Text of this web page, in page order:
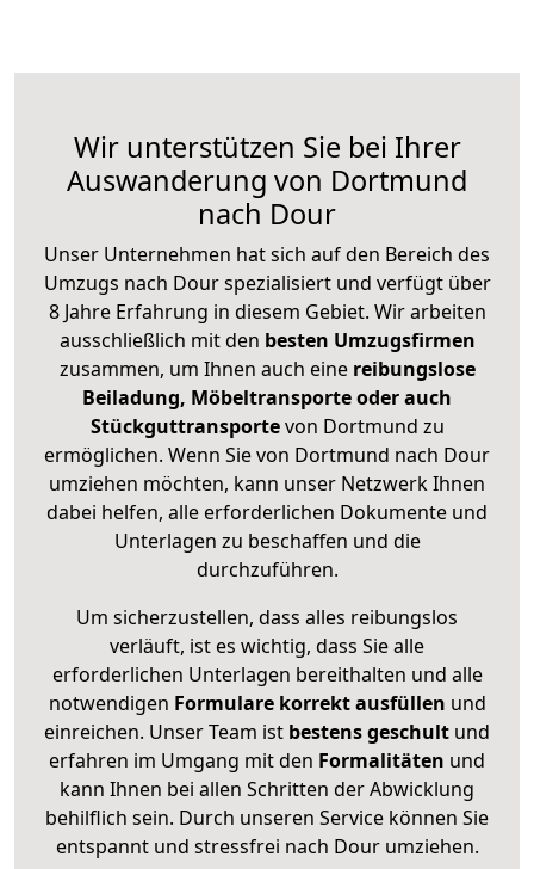
Wir unterstützen Sie bei Ihrer
Auswanderung von Dortmund
nach Dour
Unser Unternehmen hat sich auf den Bereich des
Umzugs nach Dour spezialisiert und verfügt über
8 Jahre Erfahrung in diesem Gebiet. Wir arbeiten
ausschließlich mit den besten Umzugsfirmen
zusammen, um Ihnen auch eine reibungslose
Beiladung, Möbeltransporte oder auch
Stückguttransportevon Dortmund zu
ermöglichen. Wenn Sie von Dortmund nach Dour
umziehen möchten, kann unser Netzwerk Ihnen
dabei helfen, alle erforderlichen Dokumente und
Unterlagen zu beschaffen und die
durchzuführen.
Um sicherzustellen, dass alles reibungslos
verläuft, ist es wichtig, dass Sie alle
erforderlichen Unterlagen bereithalten und alle
notwendigen Formulare korrekt ausfüllen und
einreichen. Unser Team ist bestens geschult und
erfahren im Umgang mit den Formalitäten und
kann Ihnen bei allen Schritten der Abwicklung
behilflich sein. Durch unseren Service können Sie
entspannt und stressfrei nach Dour umziehen.